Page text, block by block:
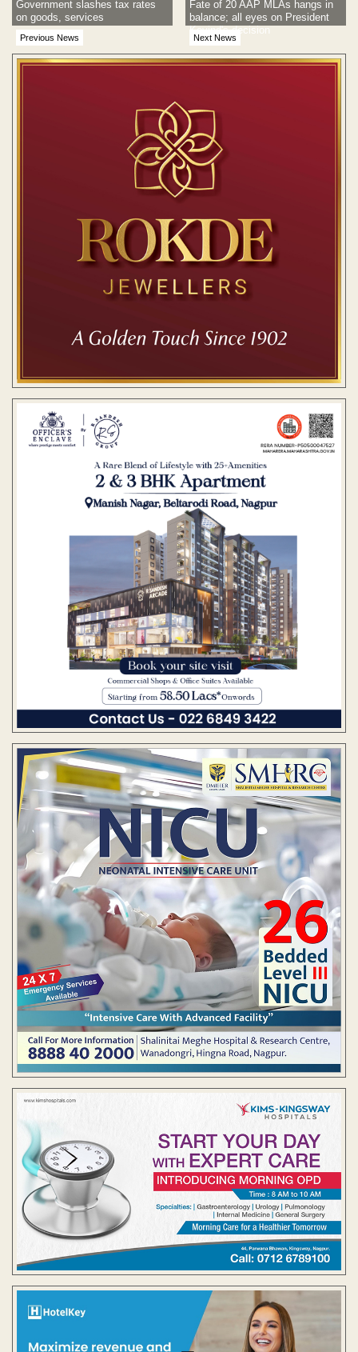
Previous News
Government slashes tax rates
on goods, services
Next News
Fate of 20 AAP MLAs hangs in
balance; all eyes on President
Kovind's decision